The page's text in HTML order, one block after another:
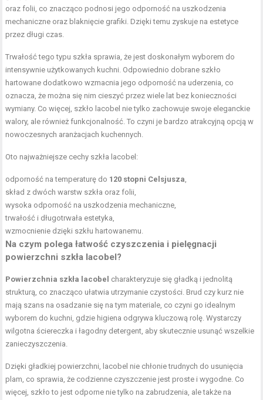
oraz folii, co znacząco podnosi jego odporność na uszkodzenia
mechaniczne oraz blaknięcie grafiki. Dzięki temu zyskuje na estetyce
przez długi czas.
Trwałość tego typu szkła sprawia, że jest doskonałym wyborem do
intensywnie użytkowanych kuchni. Odpowiednio dobrane szkło
hartowane dodatkowo wzmacnia jego odporność na uderzenia, co
oznacza, że można się nim cieszyć przez wiele lat bez konieczności
wymiany. Co więcej, szkło lacobel nie tylko zachowuje swoje eleganckie
walory, ale również funkcjonalność. To czyni je bardzo atrakcyjną opcją w
nowoczesnych aranżacjach kuchennych.
Oto najważniejsze cechy szkła lacobel:
odporność na temperaturę do 120 stopni Celsjusza,
skład z dwóch warstw szkła oraz folii,
wysoka odporność na uszkodzenia mechaniczne,
trwałość i długotrwała estetyka,
wzmocnienie dzięki szkłu hartowanemu.
Na czym polega łatwość czyszczenia i pielęgnacji
powierzchni szkła lacobel?
Powierzchnia szkła lacobel charakteryzuje się gładką i jednolitą
strukturą, co znacząco ułatwia utrzymanie czystości. Brud czy kurz nie
mają szans na osadzanie się na tym materiale, co czyni go idealnym
wyborem do kuchni, gdzie higiena odgrywa kluczową rolę. Wystarczy
wilgotna ściereczka i łagodny detergent, aby skutecznie usunąć wszelkie
zanieczyszczenia.
Dzięki gładkiej powierzchni, lacobel nie chłonie trudnych do usunięcia
plam, co sprawia, że codzienne czyszczenie jest proste i wygodne. Co
więcej, szkło to jest odporne nie tylko na zabrudzenia, ale także na